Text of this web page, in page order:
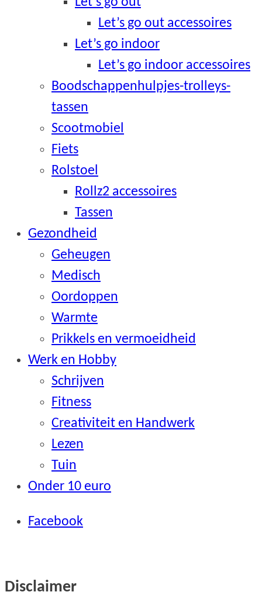
Let’s go out accessoires
Let’s go indoor
Let’s go indoor accessoires
Boodschappenhulpjes-trolleys-
tassen
Scootmobiel
Fiets
Rolstoel
Rollz2 accessoires
Tassen
Gezondheid
Geheugen
Medisch
Oordoppen
Warmte
Prikkels en vermoeidheid
Werk en Hobby
Schrijven
Fitness
Creativiteit en Handwerk
Lezen
Tuin
Onder 10 euro
Facebook
Disclaimer